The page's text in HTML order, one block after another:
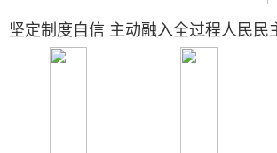
坚定制度自信 主动融入全过程人民民